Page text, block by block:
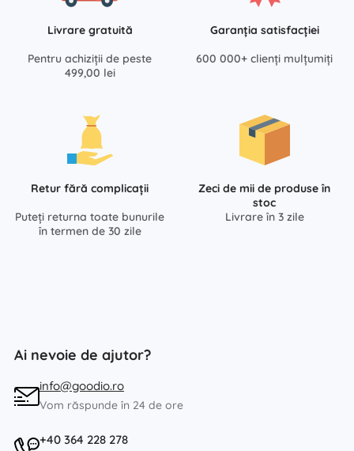
Livrare gratuită
Pentru achiziții de peste
499,00 lei
Garanția satisfacției
600 000+ clienți mulțumiți
Retur fără complicații
Puteți returna toate bunurile
în termen de 30 zile
Zeci de mii de produse în
stoc
Livrare în 3 zile
Ai nevoie de ajutor?
info@goodio.ro
Vom răspunde în 24 de ore
+40 364 228 278